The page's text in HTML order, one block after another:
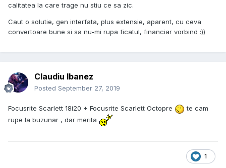
calitatea la care trage nu stiu ce sa zic.
Caut o solutie, gen interfata, plus extensie, aparent, cu ceva
convertoare bune si sa nu-mi rupa ficatul, financiar vorbind :))
Claudiu Ibanez
Posted September 27, 2019
Focusrite Scarlett 18i20 + Focusrite Scarlett Octopre
te cam
rupe la buzunar , dar merita
1